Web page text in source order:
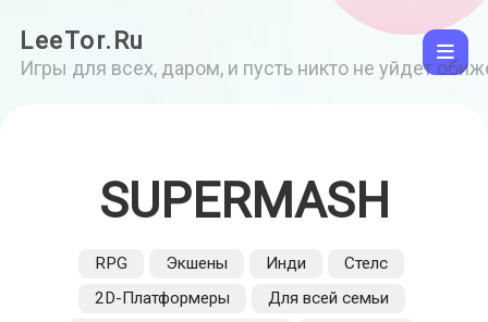
LeeTor.Ru
Игры для всех, даром, и пусть никто не уйдет
SUPERMASH
RPG Экшены Инди
Стелс
2D-Платформеры
Для всей семьи